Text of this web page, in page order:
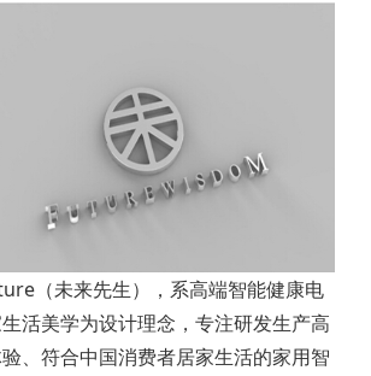
（未来先生），系高端智能健康电
活美学为设计理念，专注研发生产高
、符合中国消费者居家生活的家用智